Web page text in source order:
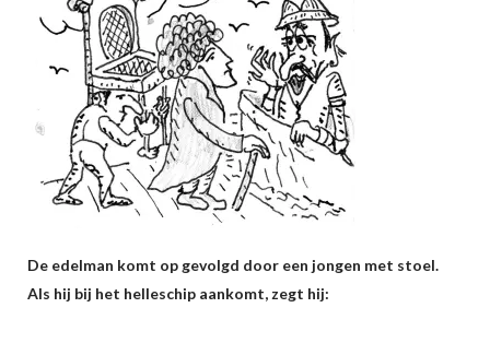
De edelman komt op gevolgd door een jongen met stoel.
Als hij bij het helleschip aankomt, zegt hij: